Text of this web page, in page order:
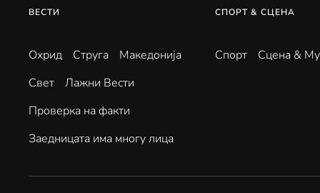
ВЕСТИ
Охрид Струга
Македонија
Свет
Лажни Вести
Проверка на факти
Заедницата има многу лица
СПОРТ & СЦЕНА
Спорт Сцена &